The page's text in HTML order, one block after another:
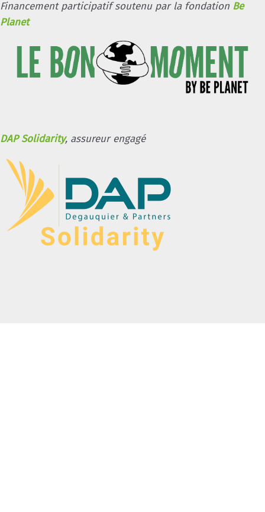
Financement participatif soutenu par la fondation Be
Planet
DAP Solidarity, assureur engagé